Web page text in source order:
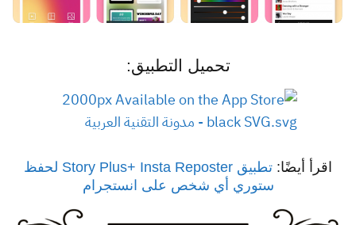
تحميل التطبيق:
اقرأ أيضًا:
تطبيق Story Plus+ Insta Reposter لحفظ
ستوري أي شخص على انستجرام